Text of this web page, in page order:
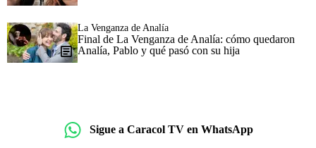
La Venganza de Analía
Final de La Venganza de Analía: cómo quedaron
Analía, Pablo y qué pasó con su hija
Sigue a Caracol TV en WhatsApp